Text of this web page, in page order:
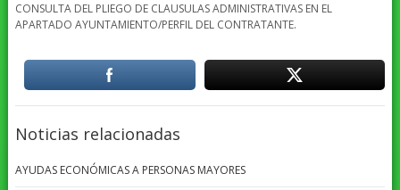
CONSULTA DEL PLIEGO DE CLAUSULAS ADMINISTRATIVAS EN EL
APARTADO AYUNTAMIENTO/PERFIL DEL CONTRATANTE.
Noticias relacionadas
AYUDAS ECONÓMICAS A PERSONAS MAYORES